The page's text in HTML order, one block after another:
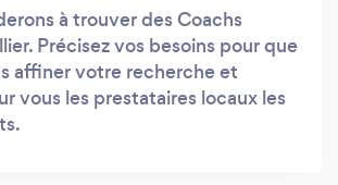
à trouver des Coachs
Précisez vos besoins pour que
affiner votre recherche et
vous les prestataires locaux les